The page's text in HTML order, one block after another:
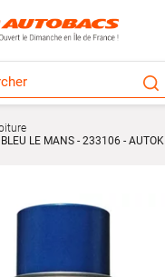
BLEU LE MANS - 233106 - AUTOK